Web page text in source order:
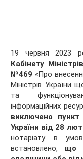
19 червня 2023
Кабінету
№469 «Про
Міністрів України
та
інформаційних
виключено
України від 28
нотаріату в
встановлено, що